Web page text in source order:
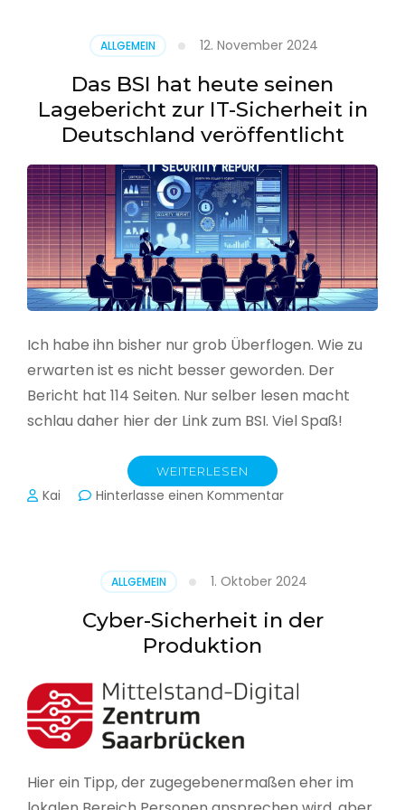
aus
CSV
erstellen
ALLGEMEIN 12. November 2024
Das BSI hat heute seinen
Lagebericht zur IT-Sicherheit in
Deutschland veröffentlicht
Ich habe ihn bisher nur grob Überflogen. Wie zu
erwarten ist es nicht besser geworden. Der
Bericht hat 114 Seiten. Nur selber lesen macht
schlau daher hier der Link zum BSI. Viel Spaß!
WEITERLESEN
Kai Hinterlasse einen Kommentarzu
seinen
Lagebericht
zur
in
Deutschland
ALLGEMEIN 1. Oktober 2024
Cyber-Sicherheit in der
Produktion
Hier ein Tipp, der zugegebenermaßen eher im